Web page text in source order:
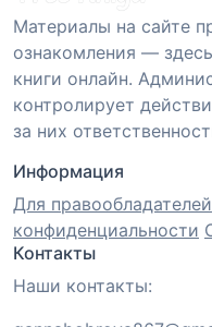
Материалы на сайте
ознакомления —
книги онлайн.
контролирует
за них
Информация
Для правообладателей
конфиденциальности
Контакты
Наши контакты: